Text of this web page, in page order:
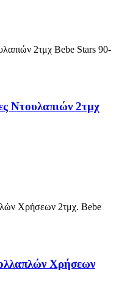
Ντουλαπιών 2τμχ
Χρήσεων